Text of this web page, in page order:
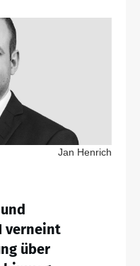
Jan Henrich
verneint
über